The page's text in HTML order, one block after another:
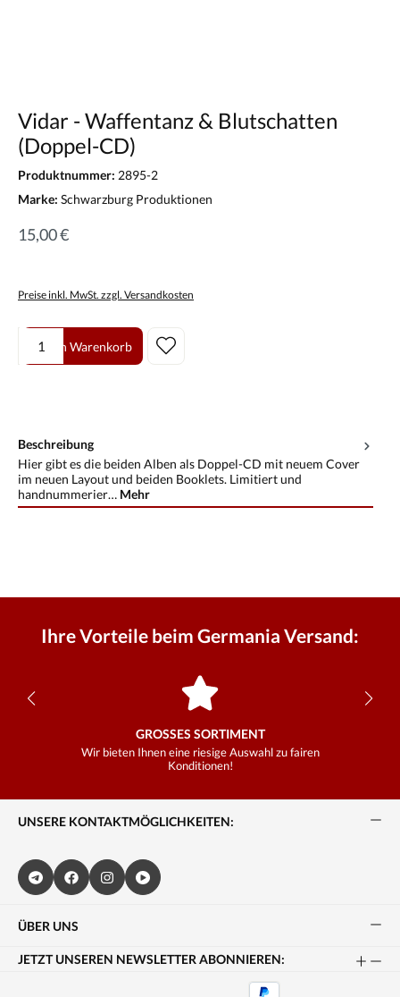
Vidar - Waffentanz & Blutschatten
(Doppel-CD)
Produktnummer: 2895-2
Marke: Schwarzburg Produktionen
15,00 €
Preise inkl. MwSt. zzgl. Versandkosten
Produkt Anzahl: Gib den gewünschten Wert ein oder benutze die
In den Warenkorb
Beschreibung
Hier gibt es die beiden Alben als Doppel-CD mit neuem Cover
im neuen Layout und beiden Booklets. Limitiert und
handnummerier… Mehr
Ihre Vorteile beim Germania Versand:
GROSSES SORTIMENT
Wir bieten Ihnen eine riesige Auswahl zu fairen
Konditionen!
UNSERE KONTAKTMÖGLICHKEITEN:
ÜBER UNS
JETZT UNSEREN NEWSLETTER ABONNIEREN: